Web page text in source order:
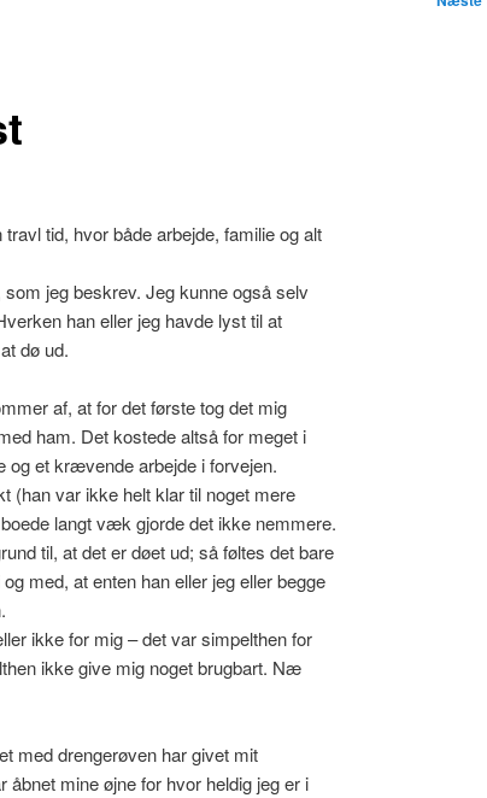
tid, hvor både arbejde, familie og alt
jeg beskrev. Jeg kunne også selv
han eller jeg havde lyst til at
dø ud.
af, at for det første tog det mig
ham. Det kostede altså for meget i
og et krævende arbejde i forvejen.
(han var ikke helt klar til noget mere
langt væk gjorde det ikke nemmere.
til, at det er døet ud; så føltes det bare
med, at enten han eller jeg eller begge
ikke for mig – det var simpelthen for
ikke give mig noget brugbart. Næ
med drengerøven har givet mit
mine øjne for hvor heldig jeg er i